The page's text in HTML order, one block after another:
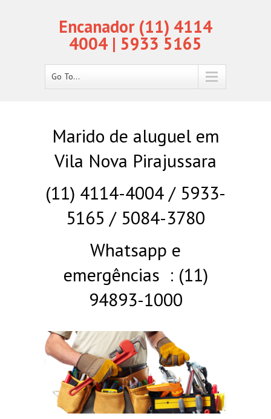
Encanador (11) 4114
4004 | 5933 5165
Go To...
Marido de aluguel em
Vila Nova Pirajussara
(11) 4114-4004 / 5933-
5165 / 5084-3780
Whatsapp e
emergências : (11)
94893-1000